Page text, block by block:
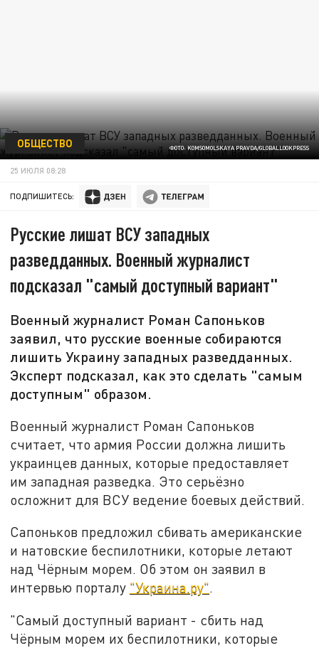
ФОТО: KOMSOMOLSKAYA PRAVDA/GLOBALLOOKPRESS
ОБЩЕСТВО
25 ИЮЛЯ 08:28
ПОДПИШИТЕСЬ:
Русские лишат ВСУ западных
разведданных. Военный журналист
подсказал "самый доступный вариант"
Военный журналист Роман Сапоньков
заявил, что русские военные собираются
лишить Украину западных разведданных.
Эксперт подсказал, как это сделать "самым
доступным" образом.
Военный журналист Роман Сапоньков
считает, что армия России должна лишить
украинцев данных, которые предоставляет
им западная разведка. Это серьёзно
осложнит для ВСУ ведение боевых действий.
Сапоньков предложил сбивать американские
и натовские беспилотники, которые летают
над Чёрным морем. Об этом он заявил в
интервью порталу "Украина.ру".
"Самый доступный вариант - сбить над
Чёрным морем их беспилотники, которые